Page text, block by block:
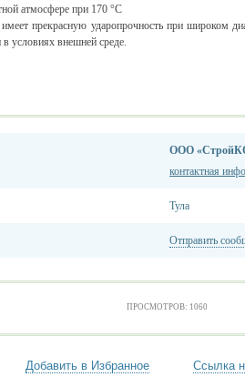
атмосфере при 170 °С
прекрасную ударопрочность при широком
в условиях внешней среде.
ООО
контактная
Тула
Отправить
ПРОСМОТРОВ: 1060
Добавить в Избранное Ссылка